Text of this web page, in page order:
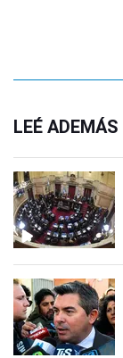
LEÉ ADEMÁS